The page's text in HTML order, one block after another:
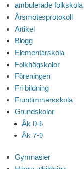
ambulerade folkskola
Årsmötesprotokoll
Artikel
Blogg
Elementarskola
Folkhögskolor
Föreningen
Fri bildning
Fruntimmersskola
Grundskolor
Åk 0-6
Åk 7-9
Gymnasier